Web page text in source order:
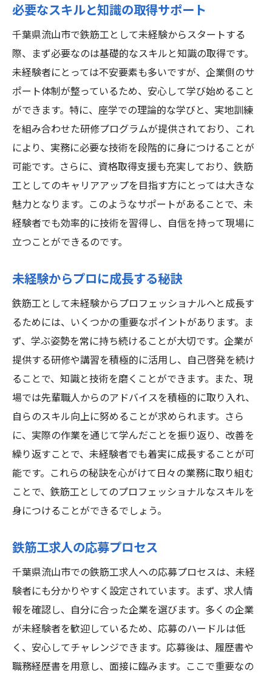
必要なスキルと知識の取得サポート
千葉県流山市で鉄筋工として未経験からスタートする
際、まず必要なのは基礎的なスキルと知識の取得です。
未経験者にとっては不安要素も多いですが、企業側のサ
ポート体制が整っているため、安心して学び始めること
ができます。特に、座学での理論的な学びと、実地訓練
を組み合わせた研修プログラムが提供されており、これ
により、実務に必要な技術を段階的に身につけることが
可能です。さらに、資格取得支援も充実しており、鉄筋
工としてのキャリアアップを目指す方にとっては大きな
魅力となります。このようなサポートがあることで、未
経験者でも効率的に技術を習得し、自信を持って現場に
立つことができるのです。
未経験からプロに成長する秘訣
鉄筋工として未経験からプロフェッショナルへと成長す
るためには、いくつかの重要なポイントがあります。ま
ず、学ぶ姿勢を常に持ち続けることが大切です。企業が
提供する研修や講習を積極的に活用し、自己啓発を続け
ることで、知識と技術を磨くことができます。また、現
場では先輩職人からのアドバイスを積極的に取り入れ、
自らのスキル向上に努めることが求められます。さら
に、実際の作業を通じて学んだことを振り返り、改善を
繰り返すことで、未経験者でも着実に成長することが可
能です。これらの秘訣を心がけて日々の業務に取り組む
ことで、鉄筋工としてのプロフェッショナルなスキルを
身につけることができるでしょう。
鉄筋工求人の応募プロセス
千葉県流山市での鉄筋工求人への応募プロセスは、未経
験者にも分かりやすく設定されています。まず、求人情
報を確認し、自分に合った企業を選びます。多くの企業
が未経験者を歓迎しているため、応募のハードルは低
く、安心してチャレンジできます。応募後は、履歴書や
職務経歴書を用意し、面接に臨みます。ここで重要なの